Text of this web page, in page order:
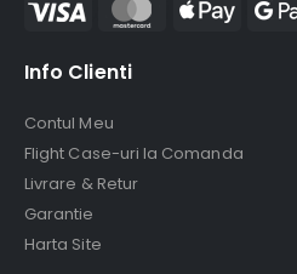
Info Clienti
Contul Meu
Flight Case-uri la Comanda
Livrare & Retur
Garantie
Harta Site